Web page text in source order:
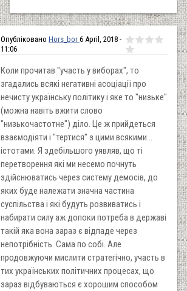
Опубліковано Hors_bor 6 April, 2018 -
11:06
Коли прочитав "участь у виборах", то
згадались всякі негативні асоціації про
нечисту українську політику і яке то "низьке"
(можна навіть вжити слово
"низькочастотне") діло. Це ж прийдеться
взаємодіяти і "тертися" з цими всякими...
істотами. Я здебільшого уявляв, що ті
перетворення які ми несемо почнуть
здійснюватись через систему демосів, до
яких буде належати значна частина
суспільства і які будуть розвиватись і
набирати силу аж допоки потреба в державі
такій яка вона зараз є відпаде через
непотрібність. Сама по собі. Але
продовжуючи мислити стратегічно, участь в
тих українських політичних процесах, що
зараз відбуваються є хорошим способом